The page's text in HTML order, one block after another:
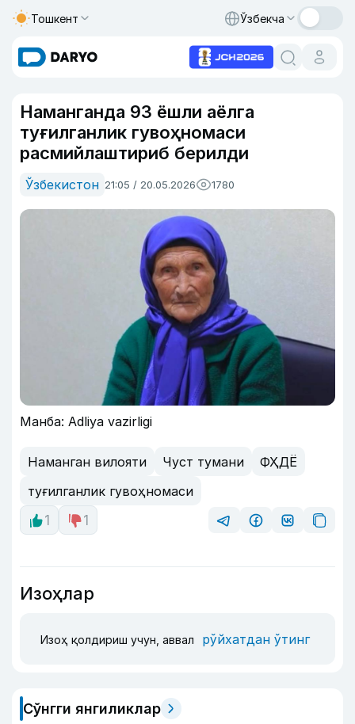
Тошкент Ўзбекча
Наманганда 93 ёшли аёлга
туғилганлик гувоҳномаси
расмийлаштириб берилди
Ўзбекистон 21:05 / 20.05.2026 1780
Манба: Adliya vazirligi
Наманган вилояти Чуст тумани
ФҲДЁ
туғилганлик гувоҳномаси
1
1
Изоҳлар
Изоҳ қолдириш учун, аввал рўйхатдан ўтинг
Сўнгги янгиликлар